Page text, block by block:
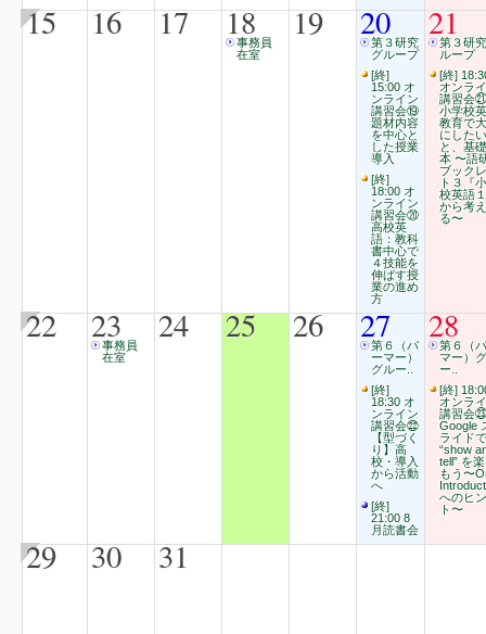
15 16 17 18
事務員
在室
19 20
第３研究
グループ
[終]
15:00 オ
ンライン
講習会⑲
題材内容
を中心と
した授業
導入
[終]
18:00 オ
ンライン
講習会⑳
高校英
語：教科
書中心で
４技能を
伸ばす授
業の進め
方
21
第３研
ループ
[終]
オンラ
講習会㉑
小学校
教育で
にした
と、基
本 〜語
ブック
ト３『
校英語
から考え
る〜
22 23
事務員
在室
24 25 26 27
第６（パ
ーマー）
グルー..
[終]
18:30 オ
ンライン
講習会㉒
【型づく
り】高
校・導入
から活動
へ
[終]
21:00 8
月読書会
28
第６（
マー）
ー..
[終]
オンラ
講習会㉓
Google
ライドで
“show
tell” を
もう〜
へのヒン
ト〜
29 30 31